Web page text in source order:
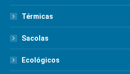
Térmicas
Sacolas
Ecológicos